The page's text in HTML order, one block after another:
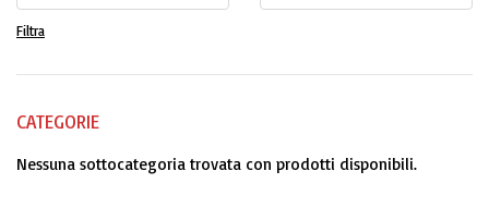
Filtra
CATEGORIE
Nessuna sottocategoria trovata con prodotti disponibili.